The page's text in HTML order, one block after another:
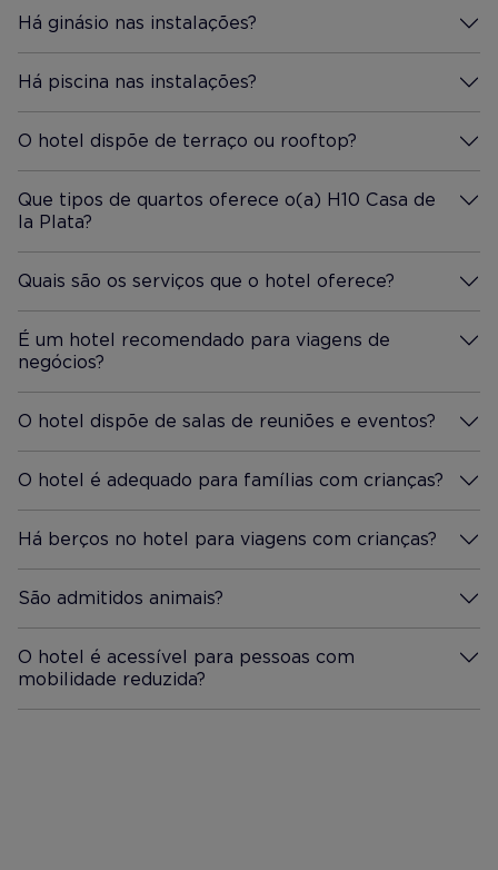
Há ginásio nas instalações?
Mais Informação
Há piscina nas instalações?
Mais Informação
O hotel dispõe de terraço ou rooftop?
Mais Informação
Que tipos de quartos oferece o(a) H10 Casa de
la Plata?
Mais Informação
Quais são os serviços que o hotel oferece?
Mais Informação
É um hotel recomendado para viagens de
negócios?
Mais Informação
O hotel dispõe de salas de reuniões e eventos?
Mais Informação
O hotel é adequado para famílias com crianças?
Mais Informação
Há berços no hotel para viagens com crianças?
Mais Informação
São admitidos animais?
Mais Informação
O hotel é acessível para pessoas com
mobilidade reduzida?
Mais Informação